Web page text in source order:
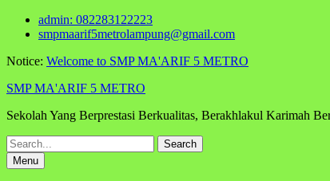
Skip
admin: 082283122223
smpmaarif5metrolampung@gmail.com
Notice: Welcome to SMP MA'ARIF 5 METRO
SMP MA'ARIF 5 METRO
Sekolah Yang Berprestasi Berkualitas, Berakhlakul Karimah
Search
for:Menu